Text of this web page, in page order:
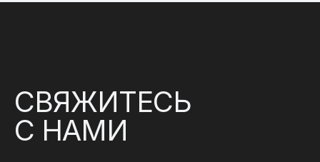
СВЯЖИТЕСЬ
С НАМИ